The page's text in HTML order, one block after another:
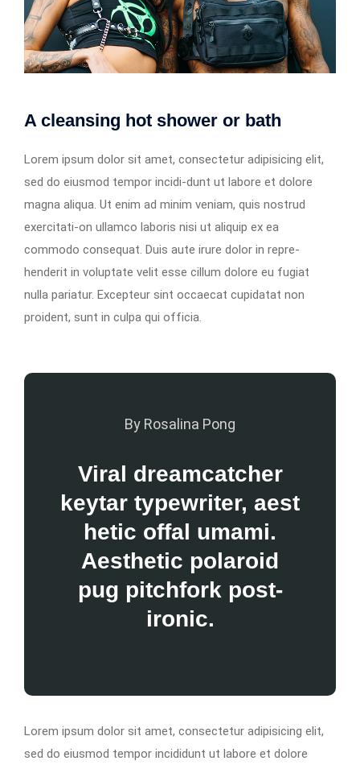
A cleansing hot shower or bath
Lorem ipsum dolor sit amet, consectetur adipisicing elit,
sed do eiusmod tempor incidi-dunt ut labore et dolore
magna aliqua. Ut enim ad minim veniam, quis nostrud
exercitati-on ullamco laboris nisi ut aliquip ex ea
commodo consequat. Duis aute irure dolor in repre-
henderit in voluptate velit esse cillum dolore eu fugiat
nulla pariatur. Excepteur sint occaecat cupidatat non
proident, sunt in culpa qui officia.
By Rosalina Pong
Viral dreamcatcher
keytar typewriter, aest
hetic offal umami.
Aesthetic polaroid
pug pitchfork post-
ironic.
Lorem ipsum dolor sit amet, consectetur adipisicing elit,
sed do eiusmod tempor incididunt ut labore et dolore